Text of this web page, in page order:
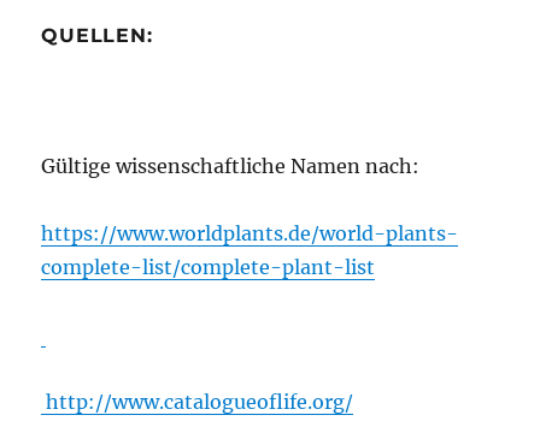
QUELLEN:
Gültige wissenschaftliche Namen nach:
https://www.worldplants.de/world-plants-
complete-list/complete-plant-list
http://www.catalogueoflife.org/